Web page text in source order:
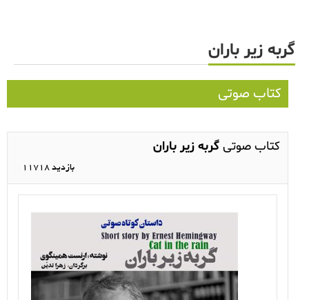
ژانر
گربه زیر باران
کتاب صوتی
کتاب صوتی گربه زیر باران
11718 بازدید